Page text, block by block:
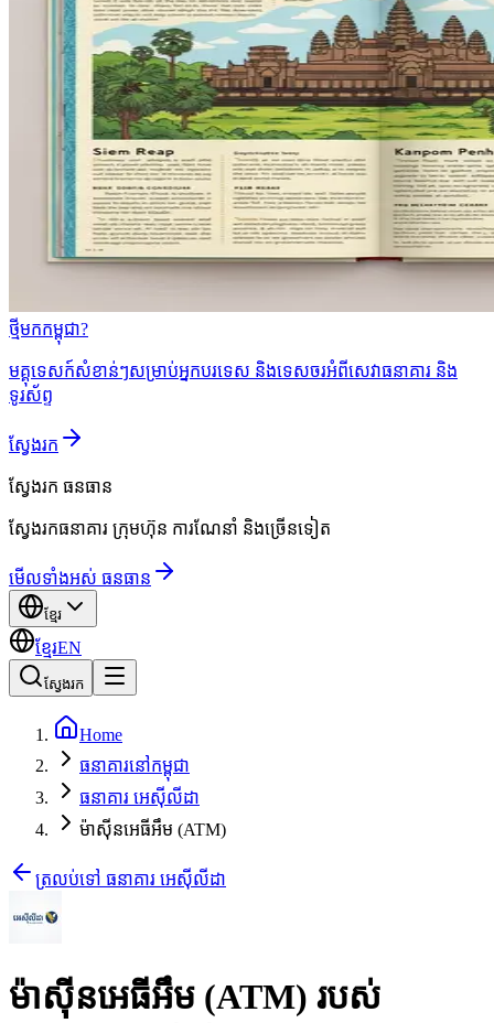
ថ្មីមកកម្ពុជា?
មគ្គុទេសក៍សំខាន់ៗសម្រាប់អ្នកបរទេស និងទេសចរអំពីសេវាធនាគារ និង
ទូរស័ព្ទ
ស្វែងរក
ស្វែងរក ធនធាន
ស្វែងរកធនាគារ ក្រុមហ៊ុន ការណែនាំ និងច្រើនទៀត
មើលទាំងអស់ ធនធាន
ខ្មែរ
ខ្មែរEN
ស្វែងរក
Home
ធនាគារនៅកម្ពុជា
ធនាគារ អេស៊ីលីដា
ម៉ាស៊ីនអេធីអឹម (ATM)
ត្រលប់ទៅ ធនាគារ អេស៊ីលីដា
ម៉ាស៊ីនអេធីអឹម (ATM) របស់